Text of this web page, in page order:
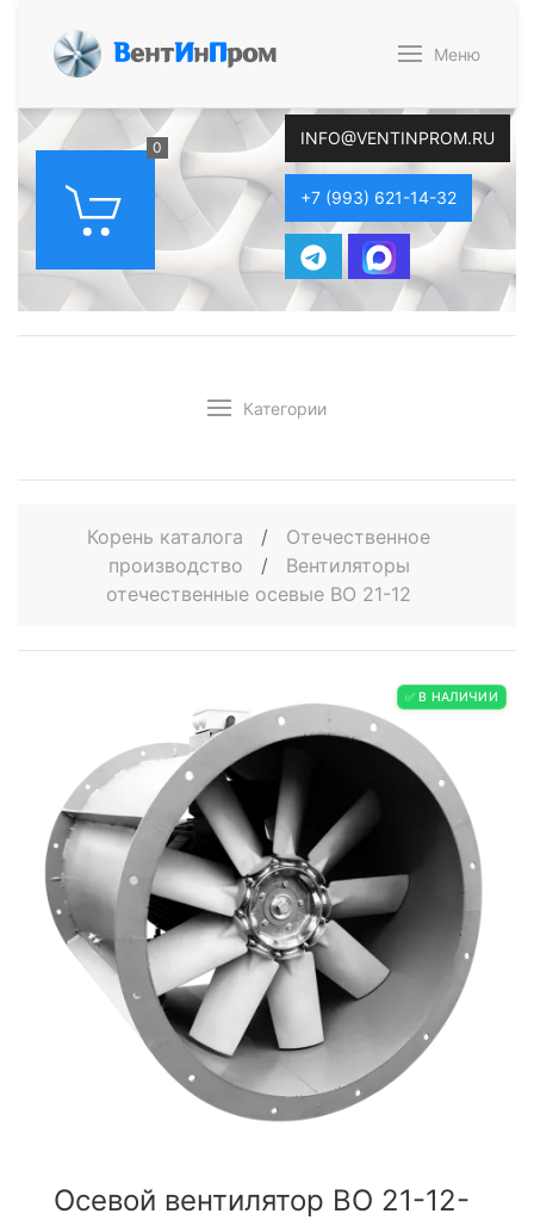
ВентИнПром Меню
0 INFO@VENTINPROM.RU
+7 (993) 621-14-32
Категории
Корень каталога /
Отечественное
производство
/
Вентиляторы
отечественные осевые ВО 21-12
✅ В НАЛИЧИИ
Осевой вентилятор ВО 21-12-